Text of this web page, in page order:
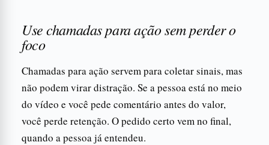
Use chamadas para ação sem perder o
foco
Chamadas para ação servem para coletar sinais, mas
não podem virar distração. Se a pessoa está no meio
do vídeo e você pede comentário antes do valor,
você perde retenção. O pedido certo vem no final,
quando a pessoa já entendeu.